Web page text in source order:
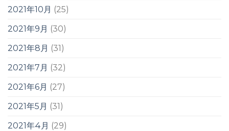
2021年10月 (25)
2021年9月 (30)
2021年8月 (31)
2021年7月 (32)
2021年6月 (27)
2021年5月 (31)
2021年4月 (29)